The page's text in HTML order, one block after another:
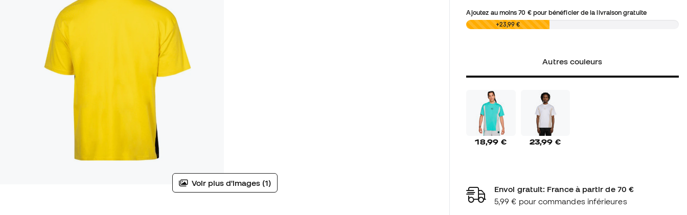
Voir plus d'images (1)
Ajoutez au moins70 €pour bénéficier de la livraison gratuite
0,00 € +23,99 €
Autres couleurs
18,99 € 23,99 €
Envoi gratuit: France à partir de 70 €
5,99 € pour commandes inférieures